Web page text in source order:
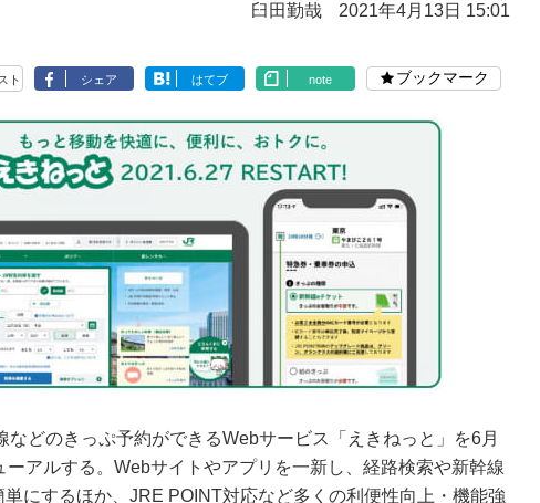
臼田勤哉 2021年4月13日 15:01
ト シェア はてブ note ブックマーク
などのきっぷ予約ができるWebサービス「えきねっと」を6月
ーアルする。Webサイトやアプリを一新し、経路検索や新幹線
にするほか、JRE POINT対応など多くの利便性向上・機能強